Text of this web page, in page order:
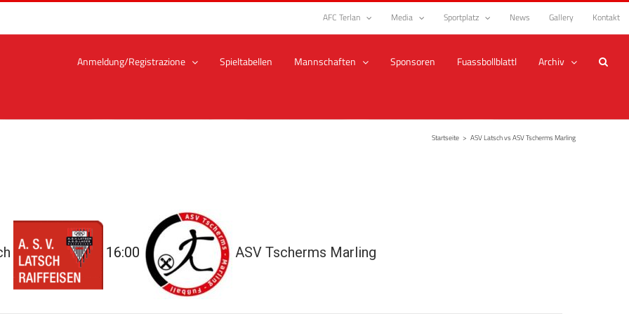
AFC Terlan Media Sportplatz News Gallery Kontakt
Anmeldung/Registrazione Spieltabellen Mannschaften Sponsoren Fuassbollblattl Archiv
Startseite > ASV Latsch vs ASV Tscherms Marling
16:00 ASV Tscherms Marling